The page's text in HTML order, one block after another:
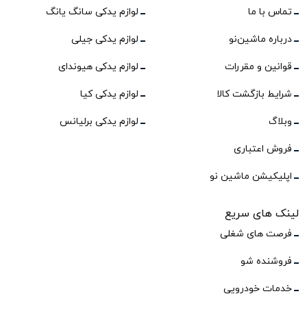
تماس با ما
درباره ماشین‌نو
قوانین و مقررات
شرایط بازگشت کالا
وبلاگ
فروش اعتباری
اپلیکیشن ماشین نو
لوازم یدکی سانگ یانگ
لوازم یدکی جیلی
لوازم یدکی هیوندای
لوازم یدکی کیا
لوازم یدکی برلیانس
لینک های سریع
فرصت های شغلی
فروشنده شو
خدمات خودرویی